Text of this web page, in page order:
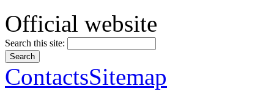
Official website
Search this site:
ContactsSitemap